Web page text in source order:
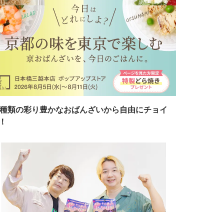
類の彩り豊かなおばんざいから自由にチョイ